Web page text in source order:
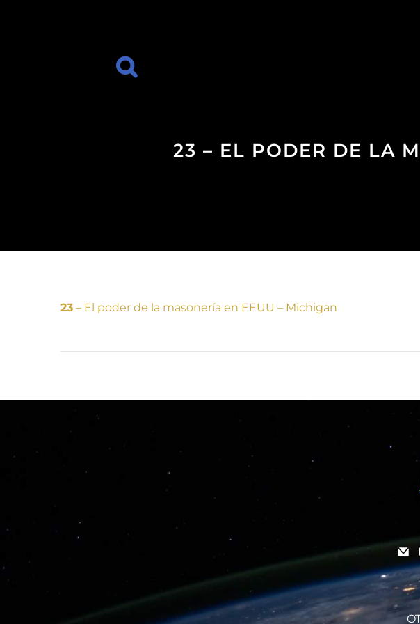
23 – EL PODER DE LA
23 – El poder de la masonería en EEUU – Michigan